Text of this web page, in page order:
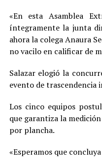
«En esta Asamblea
íntegramente la junta
ahora la colega Anaura
no vacilo en calificar de
Salazar elogió la
evento de trascendencia
Los cinco equipos
que garantiza la
por plancha.
«Esperamos que